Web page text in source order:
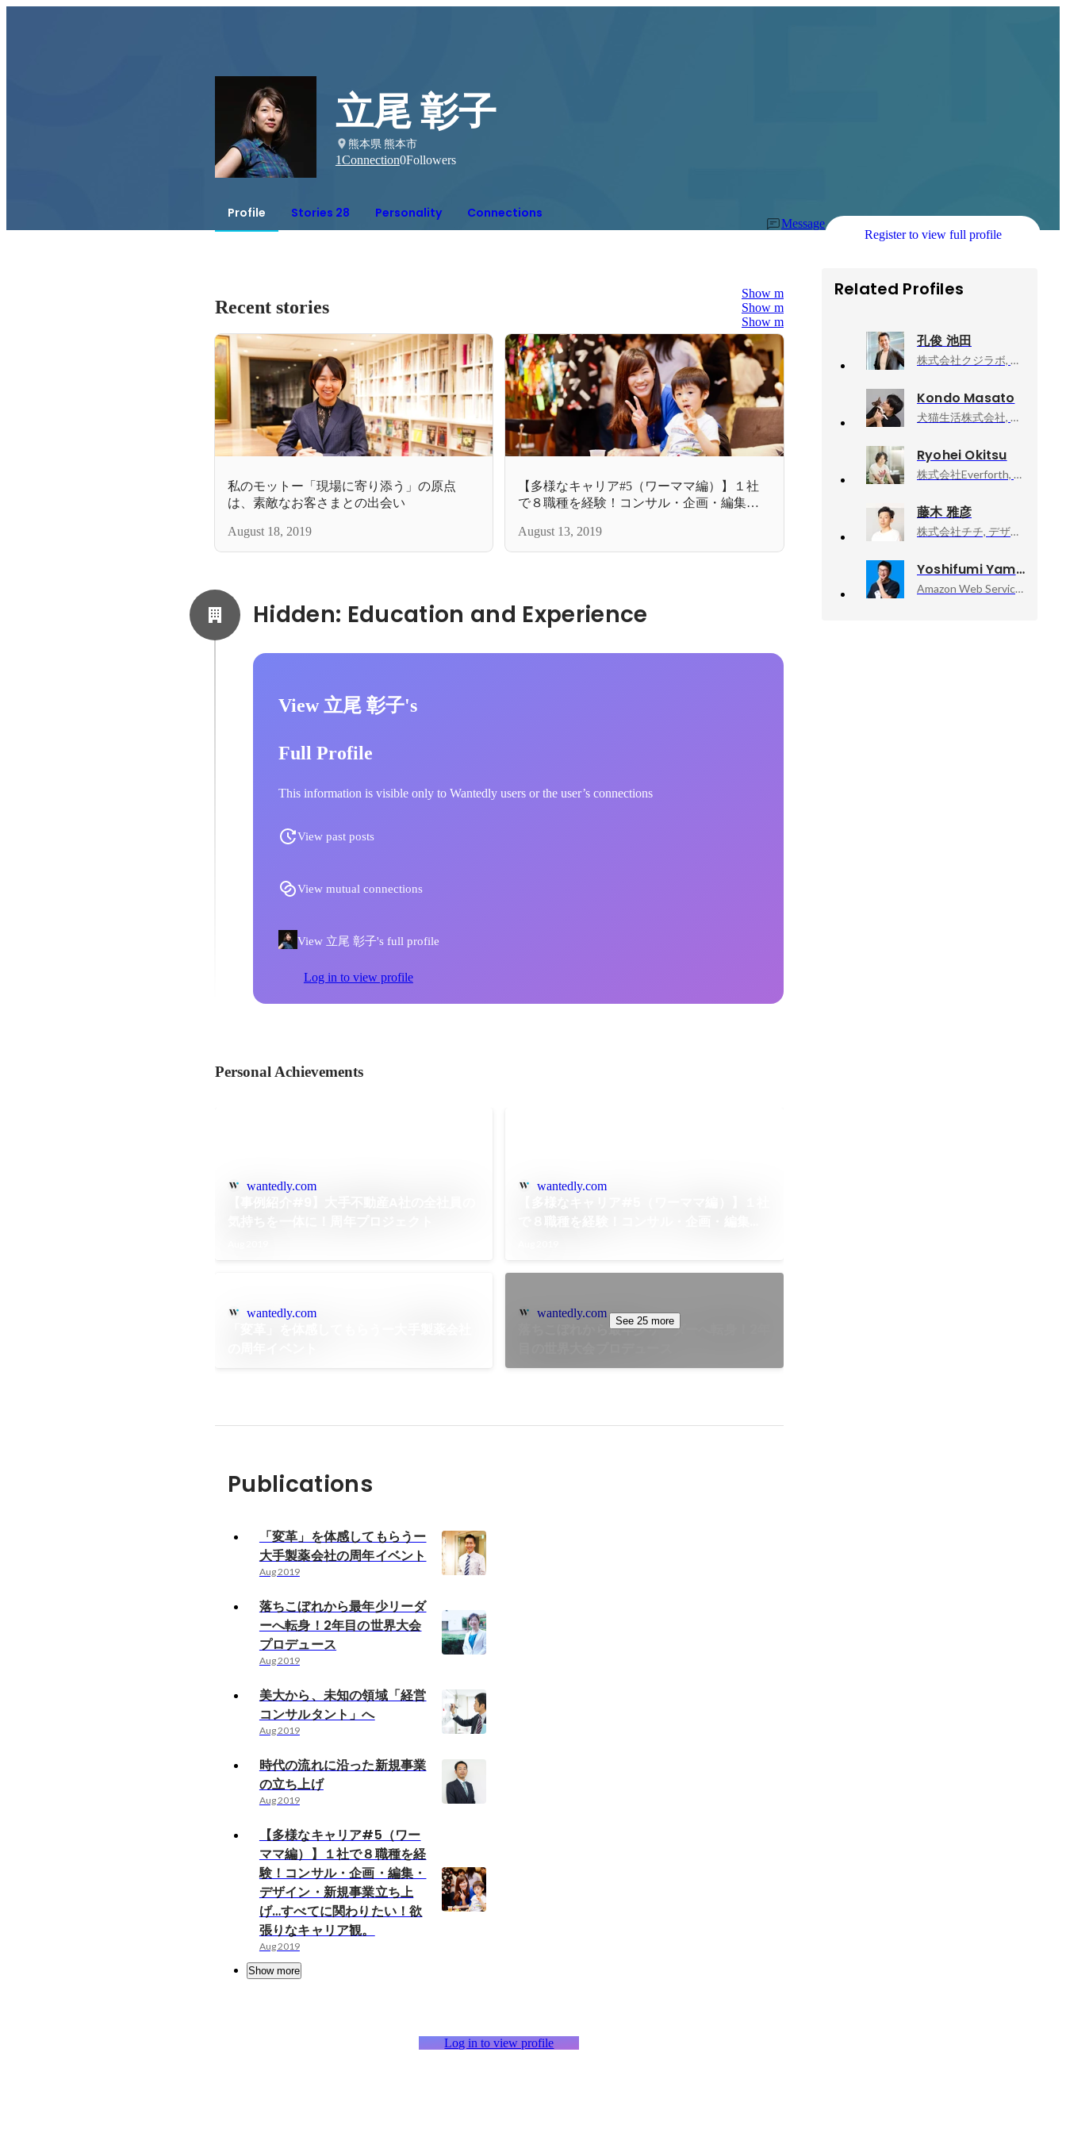
立尾 彰子
熊本県 熊本市
1Connection0Followers
Profile Stories 28 Personality Connections
Message
Register to view full profile
Recent stories
Show more
Show more
Show more
私のモットー「現場に寄り添う」の原点
は、素敵なお客さまとの出会い
August 18, 2019
【多様なキャリア#5（ワーママ編）】１社
で８職種を経験！コンサル・企画・編集・
わりたい！欲張りなキャリア観。
August 13, 2019
View 立尾 彰子's
Full Profile
This information is visible only to Wantedly users or the user’s connections
View past posts
View mutual connections
View 立尾 彰子's full profile
Log in to view profile
Personal Achievements
wantedly.com wantedly.com
wantedly.com wantedly.com
落ちこぼれから最年少リーダーへ転身！2年
See 25 more
Publications
「変革」を体感してもらうー
大手製薬会社の周年イベント
Aug 2019
落ちこぼれから最年少リーダ
ーへ転身！2年目の世界大会
プロデュース
Aug 2019
美大から、未知の領域「経営
コンサルタント」へ
Aug 2019
時代の流れに沿った新規事業
の立ち上げ
Aug 2019
【多様なキャリア#5（ワー
ママ編）】１社で８職種を経
験！コンサル・企画・編集・
デザイン・新規事業立ち上
げ…すべてに関わりたい！欲
張りなキャリア観。
Aug 2019
Show more
Log in to view profile
Related Profiles
孔俊 池田
株式会社クジラボ, 執行役員
Kondo Masato
犬猫生活株式会社, 取締役
Ryohei Okitsu
株式会社Everforth, CCO
藤木 雅彦
株式会社チチ, デザイナー／アートディレクター
Yoshifumi Yamaguchi
Amazon Web Services, Inc., Senior Developer Advocate